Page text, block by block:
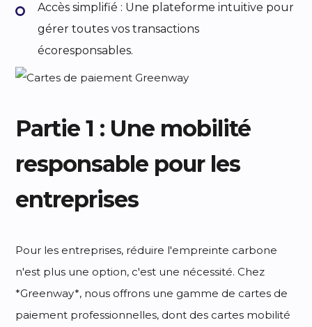
Accès simplifié : Une plateforme intuitive pour
gérer toutes vos transactions
écoresponsables.
Partie 1 : Une mobilité
responsable pour les
entreprises
Pour les entreprises, réduire l'empreinte carbone
n'est plus une option, c'est une nécessité. Chez
*Greenway*, nous offrons une gamme de cartes de
paiement professionnelles, dont des cartes mobilité